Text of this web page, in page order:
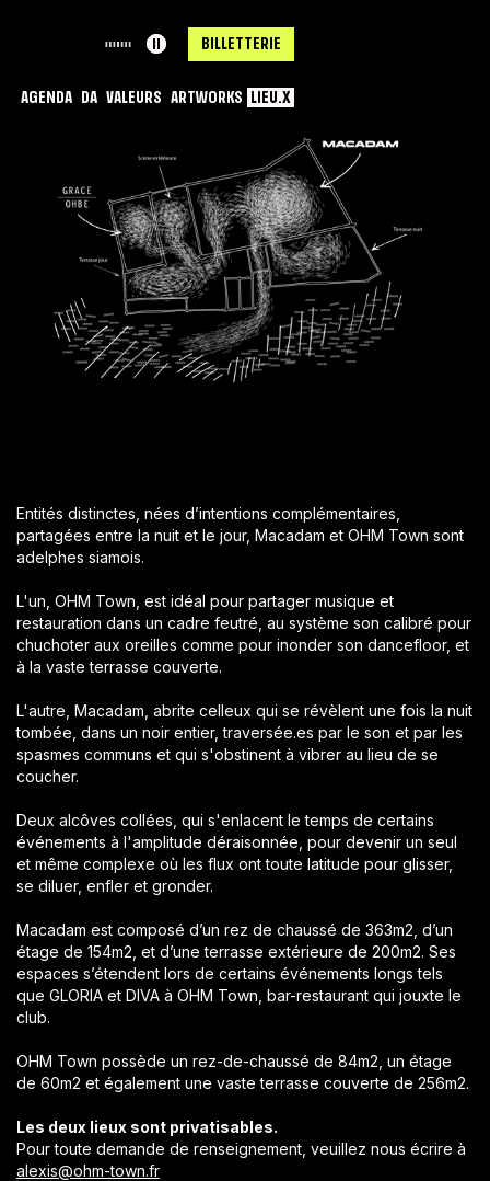
BILLETTERIE
ll
AGENDA DA VALEURS ARTWORKS LIEU.X
Entités distinctes, nées d’intentions complémentaires,
partagées entre la nuit et le jour, Macadam et OHM Town sont
adelphes siamois.
L'un, OHM Town, est idéal pour partager musique et
restauration dans un cadre feutré, au système son calibré pour
chuchoter aux oreilles comme pour inonder son dancefloor, et
à la vaste terrasse couverte.
L'autre, Macadam, abrite celleux qui se révèlent une fois la nuit
tombée, dans un noir entier, traversée.es par le son et par les
spasmes communs et qui s'obstinent à vibrer au lieu de se
coucher.
Deux alcôves collées, qui s'enlacent le temps de certains
événements à l'amplitude déraisonnée, pour devenir un seul
et même complexe où les flux ont toute latitude pour glisser,
se diluer, enfler et gronder.
Macadam est composé d’un rez de chaussé de 363m2, d’un
étage de 154m2, et d’une terrasse extérieure de 200m2. Ses
espaces s’étendent lors de certains événements longs tels
que GLORIA et DIVA à OHM Town, bar-restaurant qui jouxte le
club.
OHM Town possède un rez-de-chaussé de 84m2, un étage
de 60m2 et également une vaste terrasse couverte de 256m2.
Les deux lieux sont privatisables.
Pour toute demande de renseignement, veuillez nous écrire à
alexis@ohm-town.fr